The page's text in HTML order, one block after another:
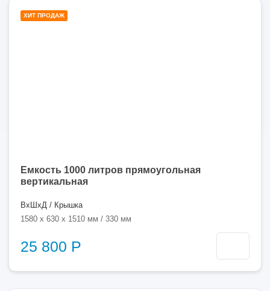
ХИТ ПРОДАЖ
Емкость 1000 литров прямоугольная
вертикальная
ВхШхД / Крышка
1580 x 630 x 1510 мм / 330 мм
25 800 Р